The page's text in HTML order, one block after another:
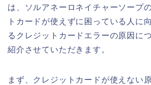
は、ソルアネーロネイチャーソープ
トカードが使えずに困っている人に
るクレジットカードエラーの原因に
紹介させていただきます。
まず、クレジットカードが使えない